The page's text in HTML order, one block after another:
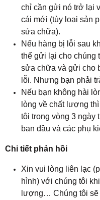
chỉ cần gửi nó trở lại
cái mới (tùy loại sản
sửa chữa).
Nếu hàng bị lỗi sau
thể gửi lại cho chúng
sửa chữa và gửi cho
lỗi. Nhưng bạn phải
Nếu bạn không hài
lòng về chất lượng
tôi trong vòng 3 ngày
ban đầu và các phụ
Chi tiết phản hồi
Xin vui lòng liên lạc
hình) với chúng tôi
lượng… Chúng tôi sẽ